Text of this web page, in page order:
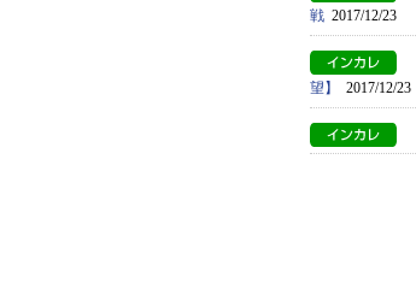
戦 2017/12/23
望】
2017/12/23